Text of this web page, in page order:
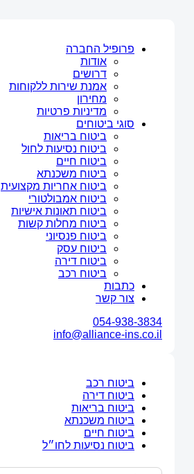
פרופיל החברה
אודות
דרושים
אמנת שירות ללקוחות
מחירון
מדיניות פרטיות
סוגי ביטוחים
ביטוח בריאות
ביטוח נסיעות לחול
ביטוח חיים
ביטוח משכנתא
ביטוח אחריות מקצועית
ביטוח אמבולטורי
ביטוח תאונות אישיות
ביטוח מחלות קשות
ביטוח פנסיוני
ביטוח עסק
ביטוח דירה
ביטוח רכב
כתבות
צור קשר
054-938-3834
info@alliance-ins.co.il
ביטוח רכב
ביטוח דירה
ביטוח בריאות
ביטוח משכנתא
ביטוח חיים
ביטוח נסיעות לחו״ל